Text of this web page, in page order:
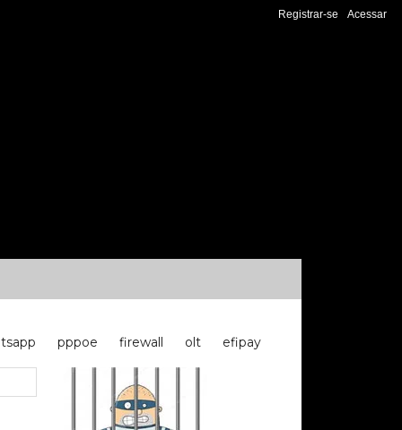
Registrar-se Acessar
pppoe firewall olt efipay